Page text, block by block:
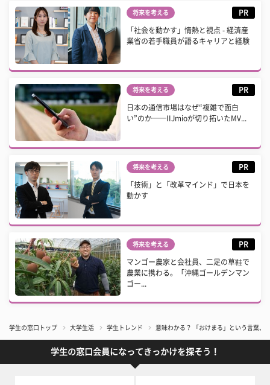
将来を考える PR
「社会を動かす」情熱と視点 - 経済産
業省の若手職員が語るキャリアと経験
将来を考える PR
日本の通信市場はなぜ“複雑で面白
い”のか──IIJmioが切り拓いたMV...
将来を考える PR
「技術」と「改革マインド」で日本を
動かす
将来を考える PR
マンゴー農家と会社員、二足の草鞋で
農業に携わる。「沖縄ゴールデンマン
ゴー...
学生の窓口トップ 大学生活 学生トレンド 意味わかる？ 「おけまる」という言葉、
学生の窓口会員になってきっかけを探そう！